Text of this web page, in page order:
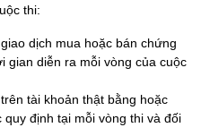
thi:
dịch mua hoặc bán chứng
gian diễn ra mỗi vòng của cuộc
tài khoản thật bằng hoặc
định tại mỗi vòng thi và đối